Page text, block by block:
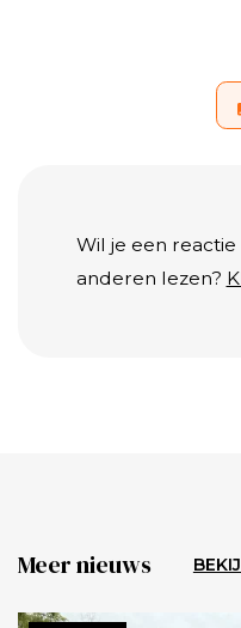
Wil je een
anderen lezen?
Meer nieuws